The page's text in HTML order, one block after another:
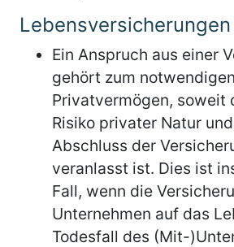
Lebensversicherungen
Ein Anspruch aus einer
gehört zum notwendigen
Privatvermögen, soweit
Risiko privater Natur
Abschluss der
veranlasst ist. Dies ist
Fall, wenn die
Unternehmen auf das
Todesfall des (Mit-